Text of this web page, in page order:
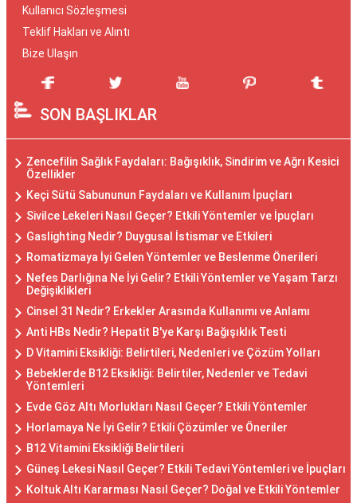
Kullanıcı Sözleşmesi
Teklif Hakları ve Alıntı
Bize Ulaşın
SON BAŞLIKLAR
Zencefilin Sağlık Faydaları: Bağışıklık, Sindirim ve Ağrı Kesici
Özellikler
Keçi Sütü Sabununun Faydaları ve Kullanım İpuçları
Sivilce Lekeleri Nasıl Geçer? Etkili Yöntemler ve İpuçları
Gaslighting Nedir? Duygusal İstismar ve Etkileri
Romatizmaya İyi Gelen Yöntemler ve Beslenme Önerileri
Nefes Darlığına Ne İyi Gelir? Etkili Yöntemler ve Yaşam Tarzı
Değişiklikleri
Cinsel 31 Nedir? Erkekler Arasında Kullanımı ve Anlamı
Anti HBs Nedir? Hepatit B'ye Karşı Bağışıklık Testi
D Vitamini Eksikliği: Belirtileri, Nedenleri ve Çözüm Yolları
Bebeklerde B12 Eksikliği: Belirtiler, Nedenler ve Tedavi
Yöntemleri
Evde Göz Altı Morlukları Nasıl Geçer? Etkili Yöntemler
Horlamaya Ne İyi Gelir? Etkili Çözümler ve Öneriler
B12 Vitamini Eksikliği Belirtileri
Güneş Lekesi Nasıl Geçer? Etkili Tedavi Yöntemleri ve İpuçları
Koltuk Altı Kararması Nasıl Geçer? Doğal ve Etkili Yöntemler